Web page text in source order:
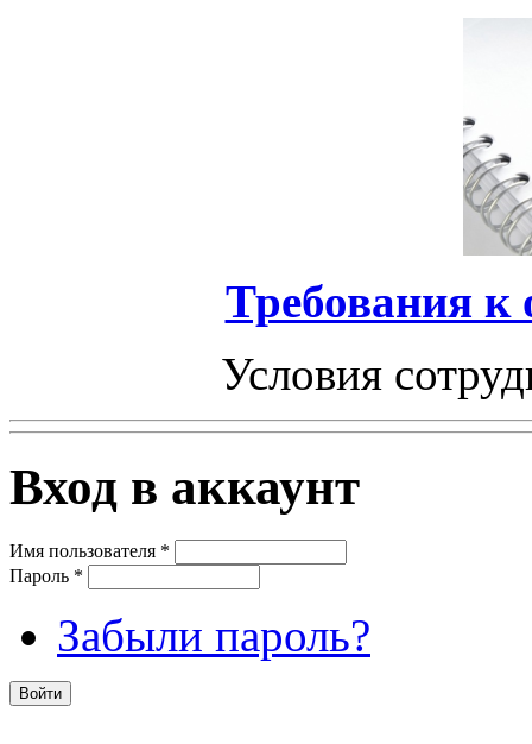
Требования к
Условия
Вход в аккаунт
Имя пользователя *
Пароль *
Забыли пароль?